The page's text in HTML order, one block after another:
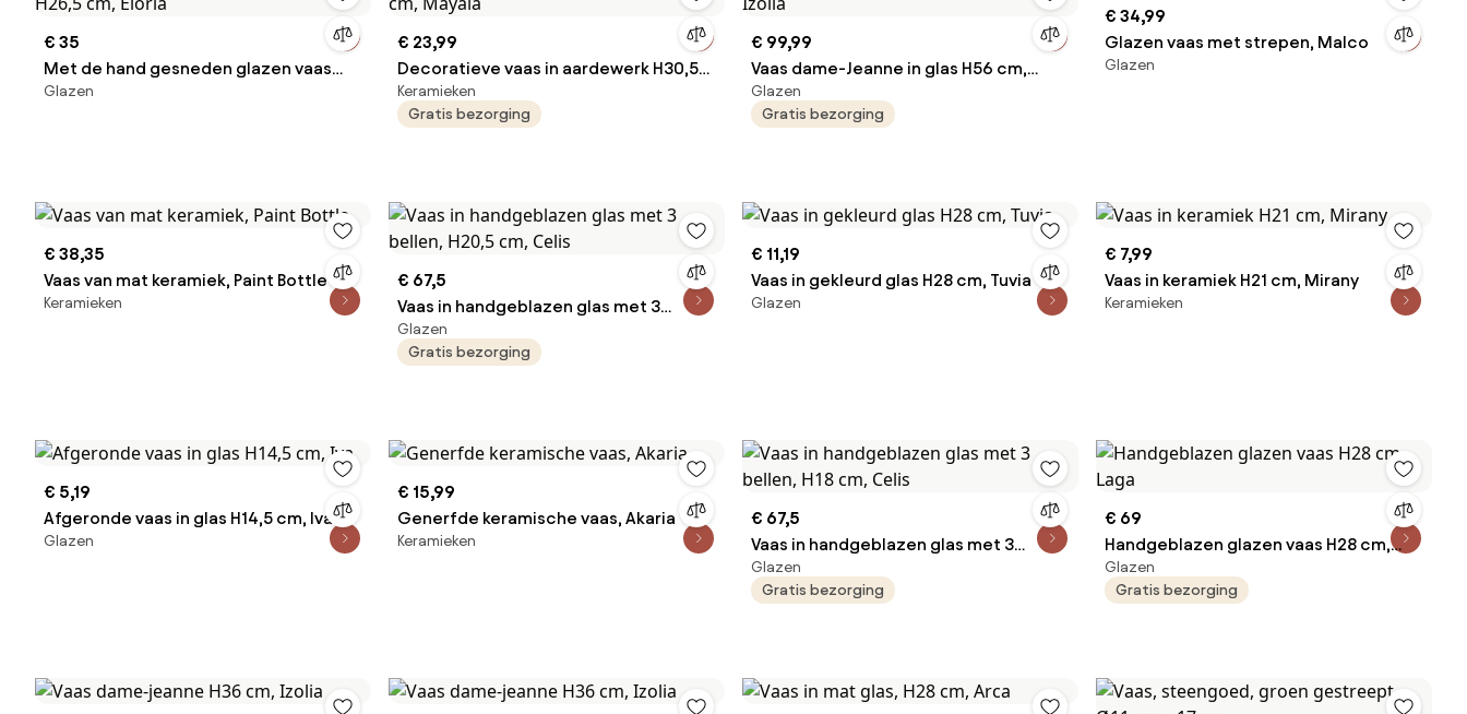
€ 35
Met de hand gesneden glazen vaas
H26,5 cm, Eloria
Glazen
€ 23,99
Decoratieve vaas in aardewerk H30,5
cm, Mayala
Keramieken
Gratis bezorging
€ 99,99
Vaas dame-Jeanne in glas H56 cm,
Izolia
Glazen
Gratis bezorging
€ 34,99
Glazen vaas met strepen, Malco
Glazen
€ 38,35
Vaas van mat keramiek, Paint Bottle
Keramieken
€ 67,5
Vaas in handgeblazen glas met 3
bellen, H20,5 cm, Celis
Glazen
Gratis bezorging
€ 11,19
Vaas in gekleurd glas H28 cm, Tuvia
Glazen
€ 7,99
Vaas in keramiek H21 cm, Mirany
Keramieken
€ 5,19
Afgeronde vaas in glas H14,5 cm, Iva
Glazen
€ 15,99
Generfde keramische vaas, Akaria
Keramieken
€ 67,5
Vaas in handgeblazen glas met 3
bellen, H18 cm, Celis
Glazen
Gratis bezorging
€ 69
Handgeblazen glazen vaas H28 cm,
Laga
Glazen
Gratis bezorging